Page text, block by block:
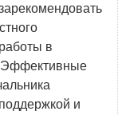
в
Эффективные
и